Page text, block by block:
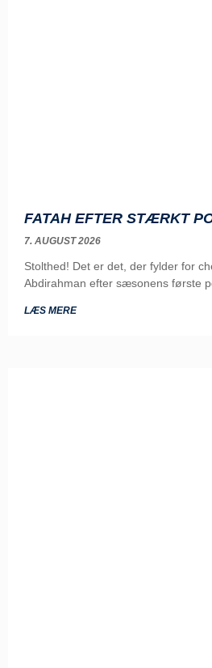
FATAH EFTER STÆRKT
7. AUGUST 2026
Stolthed! Det er det, der fylder for
Abdirahman efter sæsonens første
LÆS MERE